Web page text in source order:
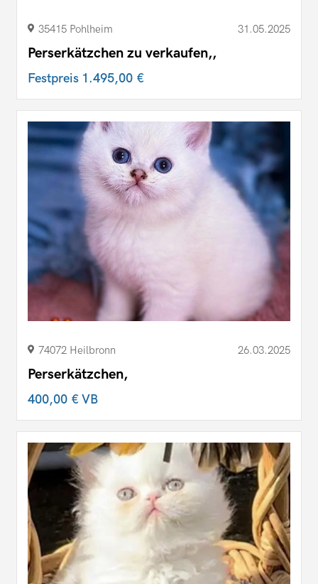
35415 Pohlheim 31.05.2025
Perserkätzchen zu verkaufen,,
Festpreis 1.495,00 €
74072 Heilbronn 26.03.2025
Perserkätzchen,
400,00 €VB